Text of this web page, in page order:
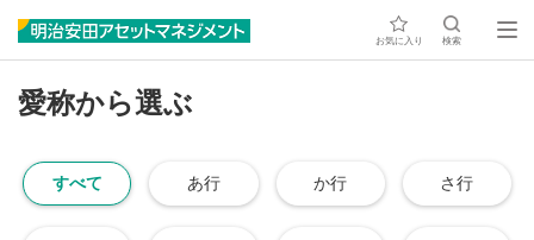
お気に入り 検索
愛称から選ぶ
すべて あ行 か行 さ行